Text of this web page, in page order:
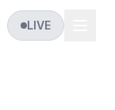
LIVE